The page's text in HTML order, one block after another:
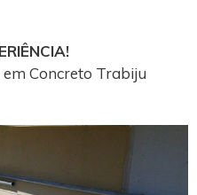
em Concreto Trabiju